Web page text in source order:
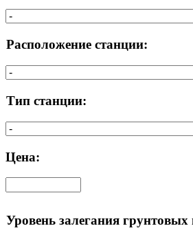
Расположение станции:
Тип станции:
Цена:
Уровень залегания грунтовых